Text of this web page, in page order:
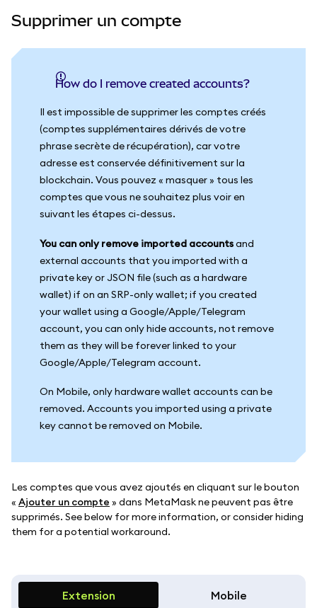
Supprimer un compte
How do I remove created accounts?
Il est impossible de supprimer les comptes créés
(comptes supplémentaires dérivés de votre
phrase secrète de récupération), car votre
adresse est conservée définitivement sur la
blockchain. Vous pouvez « masquer » tous les
comptes que vous ne souhaitez plus voir en
suivant les étapes ci-dessus.
You can only remove imported accountsand
external accounts that you imported with a
private key or JSON file (such as a hardware
wallet) if on an SRP-only wallet; if you created
your wallet using a Google/Apple/Telegram
account, you can only hide accounts, not remove
them as they will be forever linked to your
Google/Apple/Telegram account.
On Mobile, only hardware wallet accounts can be
removed. Accounts you imported using a private
key cannot be removed on Mobile.
Les comptes que vous avez ajoutés en cliquant sur le bouton
« Ajouter un compte » dans MetaMask ne peuvent pas être
supprimés. See below for more information, or consider hiding
them for a potential workaround.
Extension Mobile